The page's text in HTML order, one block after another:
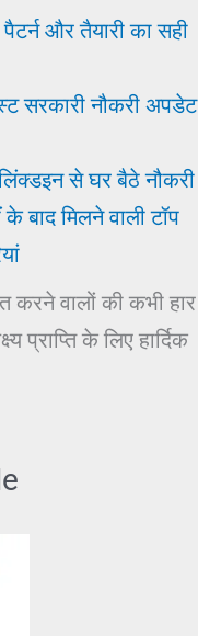
और तैयारी का सही
सरकारी नौकरी अपडेट
से घर बैठे नौकरी
बाद मिलने वाली टॉप
करने वालों की कभी हार
प्राप्ति के लिए हार्दिक